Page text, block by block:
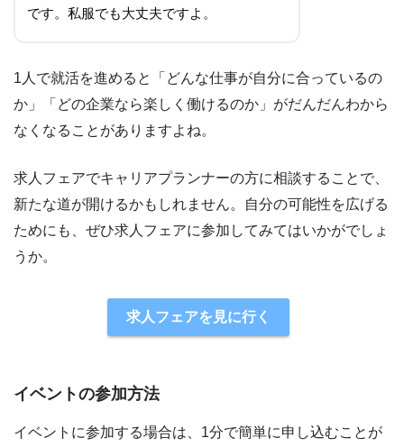
です。私服でも大丈夫ですよ。
1人で就活を進めると「どんな仕事が自分に合っているの
か」「どの企業なら楽しく働けるのか」がだんだんわから
なくなることがありますよね。
求人フェアでキャリアプランナーの方に相談することで、
新たな道が開けるかもしれません。自分の可能性を広げる
ためにも、ぜひ求人フェアに参加してみてはいかがでしょ
うか。
求人フェアを見に行く
イベントの参加方法
イベントに参加する場合は、1分で簡単に申し込むことが